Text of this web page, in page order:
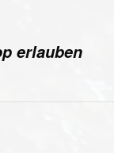
erlauben